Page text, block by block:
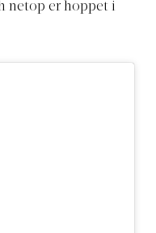
netop er hoppet i